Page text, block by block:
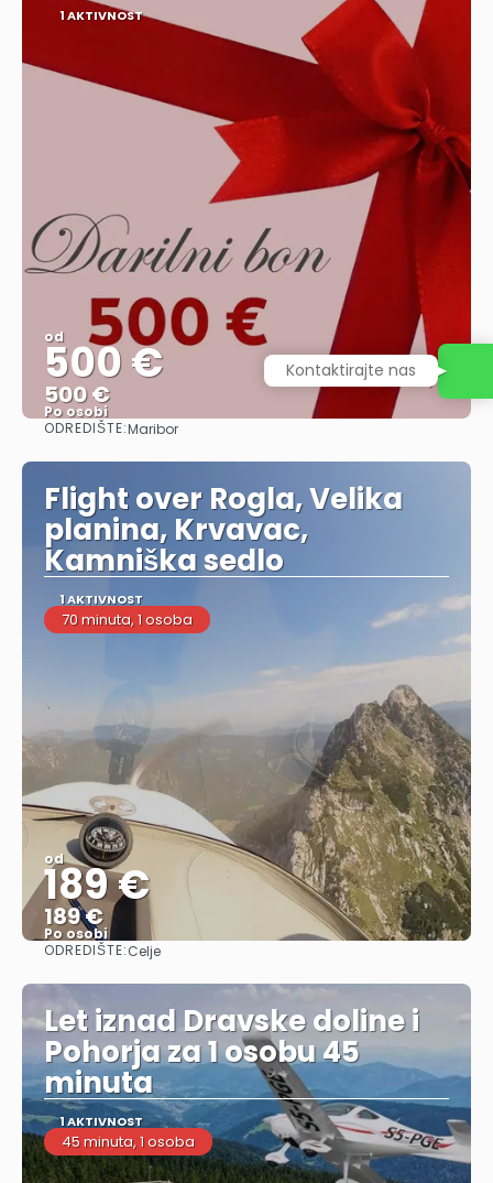
1 AKTIVNOST
od
500 €
500 €
Po osobi
ODREDIŠTE:Maribor
Flight over Rogla, Velika
planina, Krvavac,
Kamniška sedlo
1 AKTIVNOST
70 minuta, 1 osoba
od
189 €
189 €
Po osobi
ODREDIŠTE:Celje
Let iznad Dravske doline i
Pohorja za 1 osobu 45
minuta
1 AKTIVNOST
45 minuta, 1 osoba
Kontaktirajte nas